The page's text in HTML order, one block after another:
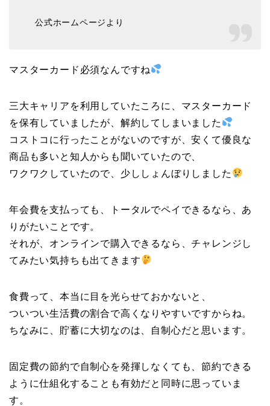
公式ホームページより
マスターカード必須なんですね
三大キャリアを利用していたころに、マスターカード
を保有していましたが、解約してしまいました
コストコに行ったことがないのですが、安くて優良な
商品も多いと知人からも聞いていたので、
ワクワクしていたので、少ししょんぼりしました
年会費を支払っても、トータルでペイできるなら、あ
りがたいことです。
それが、オンラインで購入できるなら、チャレンジし
てみたい気持ちも出てきます
食費って、本当に目を光らせておかないと、
ついつい生活費の割合で高くなりやすいですからね。
ちなみに、貯蓄に大切なのは、自制心だと思います。
固定費の節約で自制心を発揮しなくても、節約できる
ように仕組化することも有効だと同時に思っていま
す。